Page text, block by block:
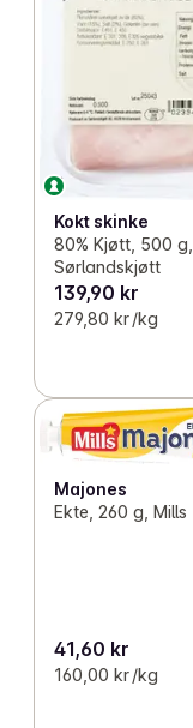
Kokt skinke
80% Kjøtt, 500 g,
Sørlandskjøtt
139,90 kr
279,80 kr /kg
Majones
Ekte, 260 g, Mills
41,60 kr
160,00 kr /kg